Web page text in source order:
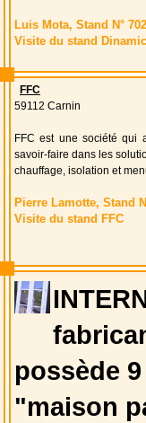
Luis Mota, Stand N°
Visite du stand
FFC
59112 Carnin
FFC est une société qui
savoir-faire dans les
chauffage, isolation et
Pierre Lamotte, Stand
Visite du stand FFC
possède
"maison